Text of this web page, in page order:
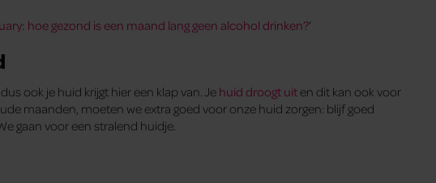
hoe gezond is een maand lang geen alcohol drinken?‘
ook je huid krijgt hier een klap van. Je huid droogt uit en dit kan ook voor
maanden, moeten we extra goed voor onze huid zorgen: blijf goed
gaan voor een stralend huidje.